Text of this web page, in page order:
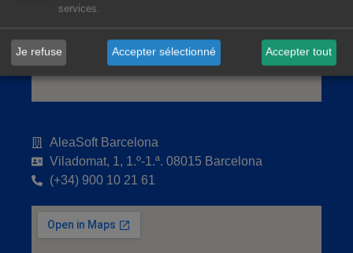
AleaSoft Barcelona
Viladomat, 1, 1.º-1.ª. 08015 Barcelona
(+34) 900 10 21 61
services.
Je refuse Accepter sélectionné Accepter tout